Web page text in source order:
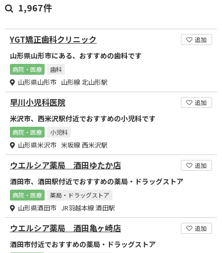
1,967件
YGT矯正歯科クリニック 追加
山形県山形市にある、おすすめの歯科です
病院・医療 歯科
山形県山形市 山形線 北山形駅
早川小児科医院 追加
米沢市、西米沢駅付近でおすすめの小児科です
病院・医療 小児科
山形県米沢市 米坂線 西米沢駅
ウエルシア薬局 酒田ゆたか店 追加
酒田市、酒田駅付近でおすすめの薬局・ドラッグストア
病院・医療 薬局・ドラッグストア
山形県酒田市 JR羽越本線 酒田駅
ウエルシア薬局 酒田亀ヶ崎店 追加
酒田市付近でおすすめの薬局・ドラッグストア